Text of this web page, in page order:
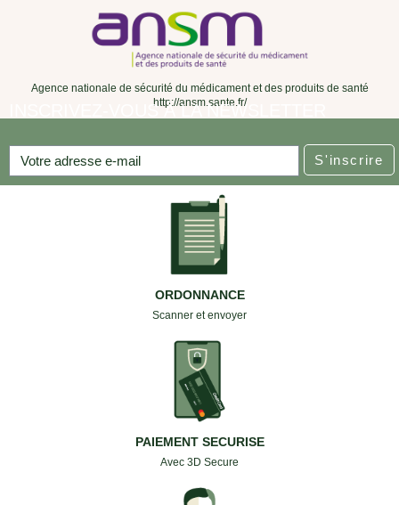
Agence nationale de sécurité du médicament et des produits de santé
http://ansm.sante.fr/
INSCRIVEZ-VOUS À LA NEWSLETTER
S'inscrire
ORDONNANCE
Scanner et envoyer
PAIEMENT SECURISE
Avec 3D Secure